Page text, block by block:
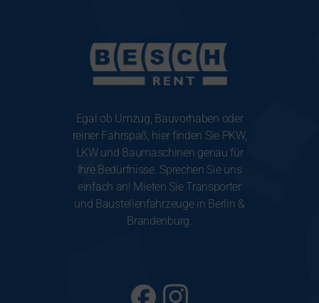
Egal ob Umzug, Bauvorhaben oder
reiner Fahrspaß, hier finden Sie PKW,
LKW und Baumaschinen genau für
Ihre Bedürfnisse. Sprechen Sie uns
einfach an! Mieten Sie Transporter
und Baustellenfahrzeuge in Berlin &
Brandenburg.